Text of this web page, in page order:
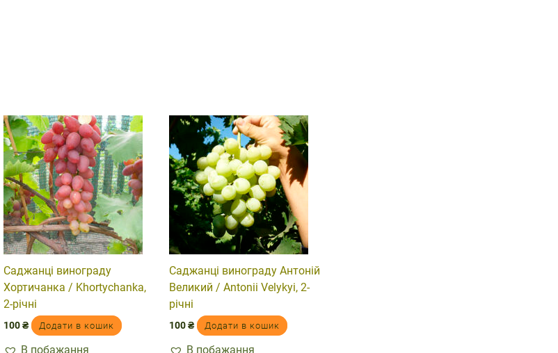
Саджанці винограду
Хортичанка / Khortychanka,
2-річні
100₴ Додати в кошик
В побажання
Саджанці винограду Антоній
Великий / Antonii Velykyi, 2-
річні
100₴ Додати в кошик
В побажання